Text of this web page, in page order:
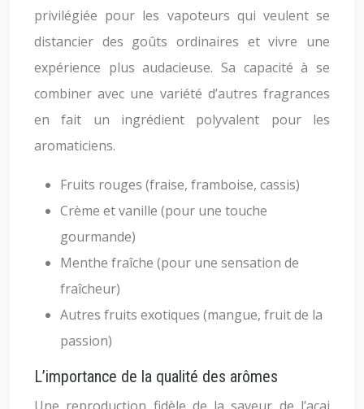
privilégiée pour les vapoteurs qui veulent se
distancier des goûts ordinaires et vivre une
expérience plus audacieuse. Sa capacité à se
combiner avec une variété d’autres fragrances
en fait un ingrédient polyvalent pour les
aromaticiens.
Fruits rouges (fraise, framboise, cassis)
Crème et vanille (pour une touche
gourmande)
Menthe fraîche (pour une sensation de
fraîcheur)
Autres fruits exotiques (mangue, fruit de la
passion)
L’importance de la qualité des arômes